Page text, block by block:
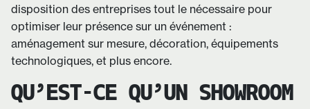
disposition des entreprises tout le nécessaire pour
optimiser leur présence sur un événement :
aménagement sur mesure, décoration, équipements
technologiques, et plus encore.
QU’EST-CE QU’UN SHOWROOM